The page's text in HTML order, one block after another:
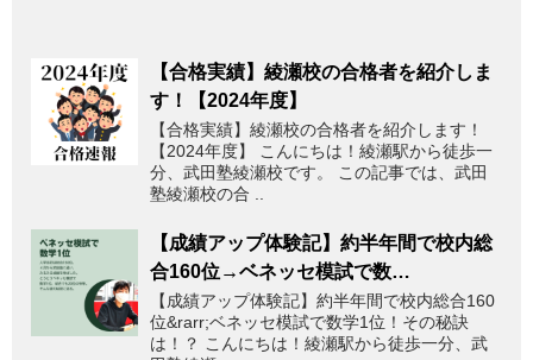
【合格実績】綾瀬校の合格者を紹介しま
す！【2024年度】
【合格実績】綾瀬校の合格者を紹介します！
【2024年度】 こんにちは！綾瀬駅から徒歩一
分、武田塾綾瀬校です。 この記事では、武田
塾綾瀬校の合 ..
【成績アップ体験記】約半年間で校内総
合160位→ベネッセ模試で数…
【成績アップ体験記】約半年間で校内総合160
位&rarr;ベネッセ模試で数学1位！その秘訣
は！？ こんにちは！綾瀬駅から徒歩一分、武